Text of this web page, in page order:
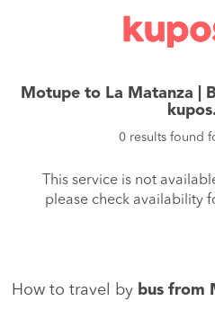
Motupe to La Matanza |
0 results found
This service is not
please check availability
How to travel by bus from